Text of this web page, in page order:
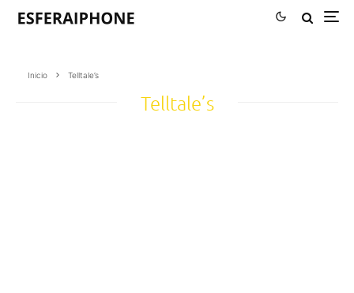
Inicio Telltale’s
Telltale’s